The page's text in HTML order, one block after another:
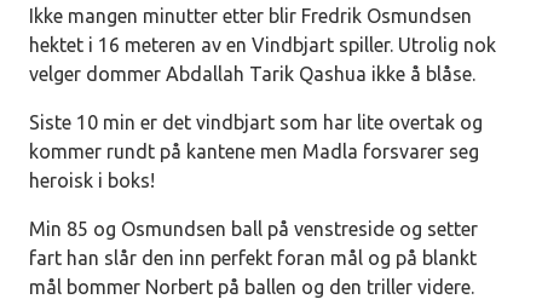
Ikke mangen minutter etter blir Fredrik Osmundsen
hektet i 16 meteren av en Vindbjart spiller. Utrolig nok
velger dommer Abdallah Tarik Qashua ikke å blåse.
Siste 10 min er det vindbjart som har lite overtak og
kommer rundt på kantene men Madla forsvarer seg
heroisk i boks!
Min 85 og Osmundsen ball på venstreside og setter
fart han slår den inn perfekt foran mål og på blankt
mål bommer Norbert på ballen og den triller videre.